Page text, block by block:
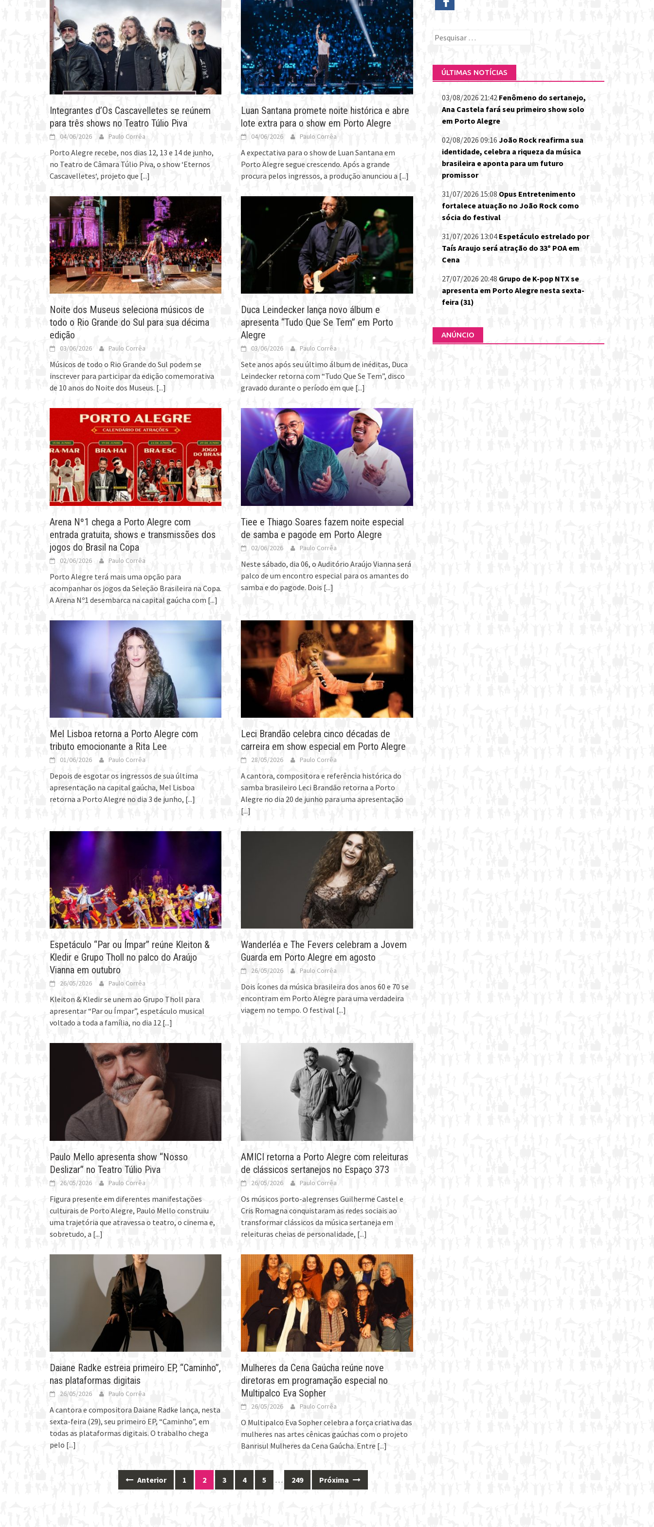
Integrantes d’Os Cascavelletes se reúnem
para três shows no Teatro Túlio Piva
04/06/2026 Paulo Corrêa
Porto Alegre recebe, nos dias 12, 13 e 14 de junho,
no Teatro de Câmara Túlio Piva, o show ‘Eternos
Cascavelletes‘, projeto que [...]
Luan Santana promete noite histórica e abre
lote extra para o show em Porto Alegre
04/06/2026 Paulo Corrêa
A expectativa para o show de Luan Santana em
Porto Alegre segue crescendo. Após a grande
procura pelos ingressos, a produção anunciou a [...]
Noite dos Museus seleciona músicos de
todo o Rio Grande do Sul para sua décima
edição
03/06/2026 Paulo Corrêa
Músicos de todo o Rio Grande do Sul podem se
inscrever para participar da edição comemorativa
de 10 anos do Noite dos Museus. [...]
Duca Leindecker lança novo álbum e
apresenta “Tudo Que Se Tem” em Porto
Alegre
03/06/2026 Paulo Corrêa
Sete anos após seu último álbum de inéditas, Duca
Leindecker retorna com “Tudo Que Se Tem”, disco
gravado durante o período em que [...]
Arena Nº1 chega a Porto Alegre com
entrada gratuita, shows e transmissões dos
jogos do Brasil na Copa
02/06/2026 Paulo Corrêa
Porto Alegre terá mais uma opção para
acompanhar os jogos da Seleção Brasileira na Copa.
A Arena Nº1 desembarca na capital gaúcha com [...]
Tiee e Thiago Soares fazem noite especial
de samba e pagode em Porto Alegre
02/06/2026 Paulo Corrêa
Neste sábado, dia 06, o Auditório Araújo Vianna será
palco de um encontro especial para os amantes do
samba e do pagode. Dois [...]
Mel Lisboa retorna a Porto Alegre com
tributo emocionante a Rita Lee
01/06/2026 Paulo Corrêa
Depois de esgotar os ingressos de sua última
apresentação na capital gaúcha, Mel Lisboa
retorna a Porto Alegre no dia 3 de junho, [...]
Leci Brandão celebra cinco décadas de
carreira em show especial em Porto Alegre
28/05/2026 Paulo Corrêa
A cantora, compositora e referência histórica do
samba brasileiro Leci Brandão retorna a Porto
Alegre no dia 20 de junho para uma apresentação
[...]
Espetáculo “Par ou Ímpar” reúne Kleiton &
Kledir e Grupo Tholl no palco do Araújo
Vianna em outubro
26/05/2026 Paulo Corrêa
Kleiton & Kledir se unem ao Grupo Tholl para
apresentar “Par ou Ímpar”, espetáculo musical
voltado a toda a família, no dia 12 [...]
Wanderléa e The Fevers celebram a Jovem
Guarda em Porto Alegre em agosto
26/05/2026 Paulo Corrêa
Dois ícones da música brasileira dos anos 60 e 70 se
encontram em Porto Alegre para uma verdadeira
viagem no tempo. O festival [...]
Paulo Mello apresenta show “Nosso
Deslizar” no Teatro Túlio Piva
26/05/2026 Paulo Corrêa
Figura presente em diferentes manifestações
culturais de Porto Alegre, Paulo Mello construiu
uma trajetória que atravessa o teatro, o cinema e,
sobretudo, a [...]
AMICI retorna a Porto Alegre com releituras
de clássicos sertanejos no Espaço 373
26/05/2026 Paulo Corrêa
Os músicos porto-alegrenses Guilherme Castel e
Cris Romagna conquistaram as redes sociais ao
transformar clássicos da música sertaneja em
releituras cheias de personalidade, [...]
Daiane Radke estreia primeiro EP, “Caminho”,
nas plataformas digitais
26/05/2026 Paulo Corrêa
A cantora e compositora Daiane Radke lança, nesta
sexta-feira (29), seu primeiro EP, “Caminho”, em
todas as plataformas digitais. O trabalho chega
pelo [...]
Mulheres da Cena Gaúcha reúne nove
diretoras em programação especial no
Multipalco Eva Sopher
26/05/2026 Paulo Corrêa
O Multipalco Eva Sopher celebra a força criativa das
mulheres nas artes cênicas gaúchas com o projeto
Banrisul Mulheres da Cena Gaúcha. Entre [...]
Anterior 1 2 3 4 5 … 249 Próxima
Pesquisar
ÚLTIMAS NOTÍCIAS
03/08/2026 21:42 Fenômeno do sertanejo,
Ana Castela fará seu primeiro show solo
em Porto Alegre
02/08/2026 09:16 João Rock reafirma sua
identidade, celebra a riqueza da música
brasileira e aponta para um futuro
promissor
31/07/2026 15:08 Opus Entretenimento
fortalece atuação no João Rock como
sócia do festival
31/07/2026 13:04 Espetáculo estrelado por
Taís Araujo será atração do 33º POA em
Cena
27/07/2026 20:48 Grupo de K-pop NTX se
apresenta em Porto Alegre nesta sexta-
feira (31)
ANÚNCIO